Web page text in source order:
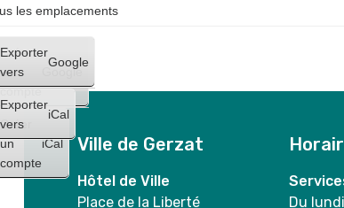
Créer
un
compte
Google
Créer
un
compte
iCal
Exporter
vers
Google
Exporter
vers
iCal
Ville de Gerzat
Hôtel de Ville
Place de la Liberté
Du